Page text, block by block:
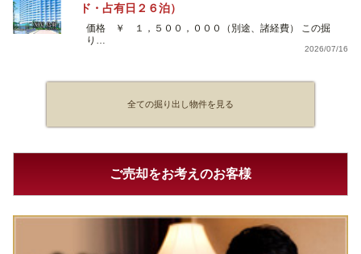
ド・占有日２６泊）
価格 ￥ １，５００，０００（別途、諸経費） この掘
り…
2026/07/16
全ての掘り出し物件を見る
ご売却をお考えのお客様